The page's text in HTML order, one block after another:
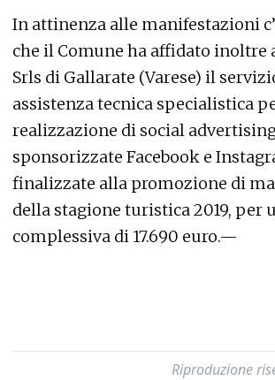
In attinenza alle manifestazioni
che il Comune ha affidato inoltre
Srls di Gallarate (Varese) il
assistenza tecnica specialistica
realizzazione di social
sponsorizzate Facebook e
finalizzate alla promozione di
della stagione turistica 2019, per
complessiva di 17.690 euro.—
Riproduzione